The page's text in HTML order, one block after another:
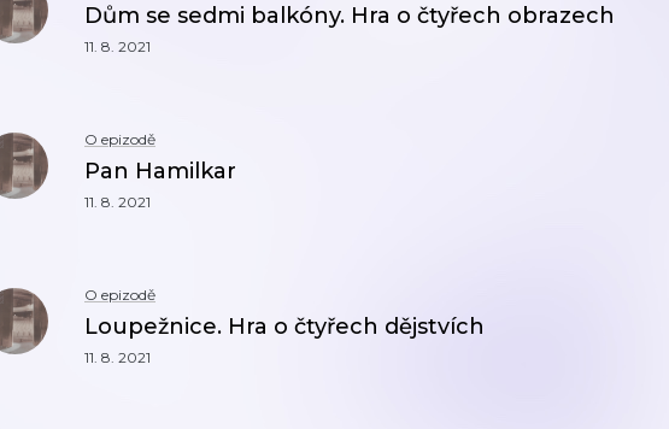
Dům se sedmi balkóny. Hra o čtyřech obrazech
11. 8. 2021
O epizodě
Pan Hamilkar
11. 8. 2021
O epizodě
Loupežnice. Hra o čtyřech dějstvích
11. 8. 2021